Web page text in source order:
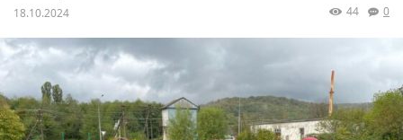
18.10.2024 0
44